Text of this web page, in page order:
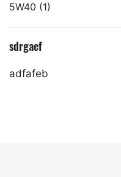
5W40 (1)
sdrgaef
adfafeb